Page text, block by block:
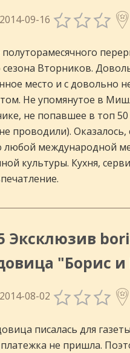
2014-09-16
полуторамесячного
сезона Вторников.
место и с довольно
Не упомянутое в
не попавшее в топ 50
проводили). Оказалось,
любой международной
культуры. Кухня,
Эксклюзив
"Борис и
2014-08-02
писалась для
не пришла.